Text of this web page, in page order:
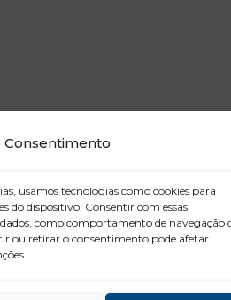
Consentimento
usamos tecnologias como cookies para
do dispositivo. Consentir com essas
como comportamento de navegação
ou retirar o consentimento pode afetar